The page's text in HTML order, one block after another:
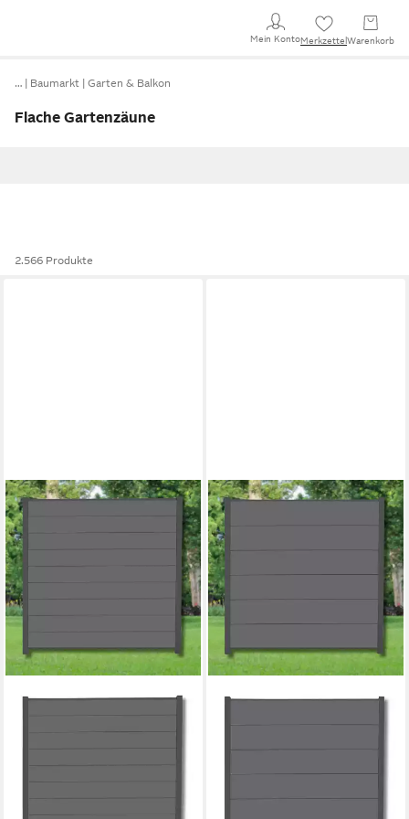
Mein KontoMerkzettel Warenkorb
… Baumarkt Garten & Balkon
Flache Gartenzäune
2.566 Produkte